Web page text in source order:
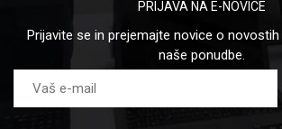
PRIJAVA NA E-NOVICE
Prijavite se in prejemajte novice o
naše ponudbe.